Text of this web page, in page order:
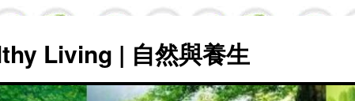
Living | 自然與養生